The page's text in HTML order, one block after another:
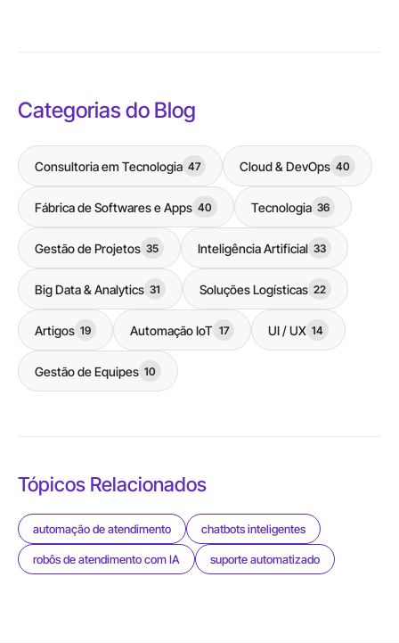
Categorias do Blog
Consultoria em Tecnologia 47 Cloud & DevOps 40
Fábrica de Softwares e Apps 40 Tecnologia 36
Gestão de Projetos 35 Inteligência Artificial 33
Big Data & Analytics 31 Soluções Logísticas 22
Artigos 19 Automação IoT 17 UI / UX 14
Gestão de Equipes 10
Tópicos Relacionados
automação de atendimento chatbots inteligentes
robôs de atendimento com IA suporte automatizado